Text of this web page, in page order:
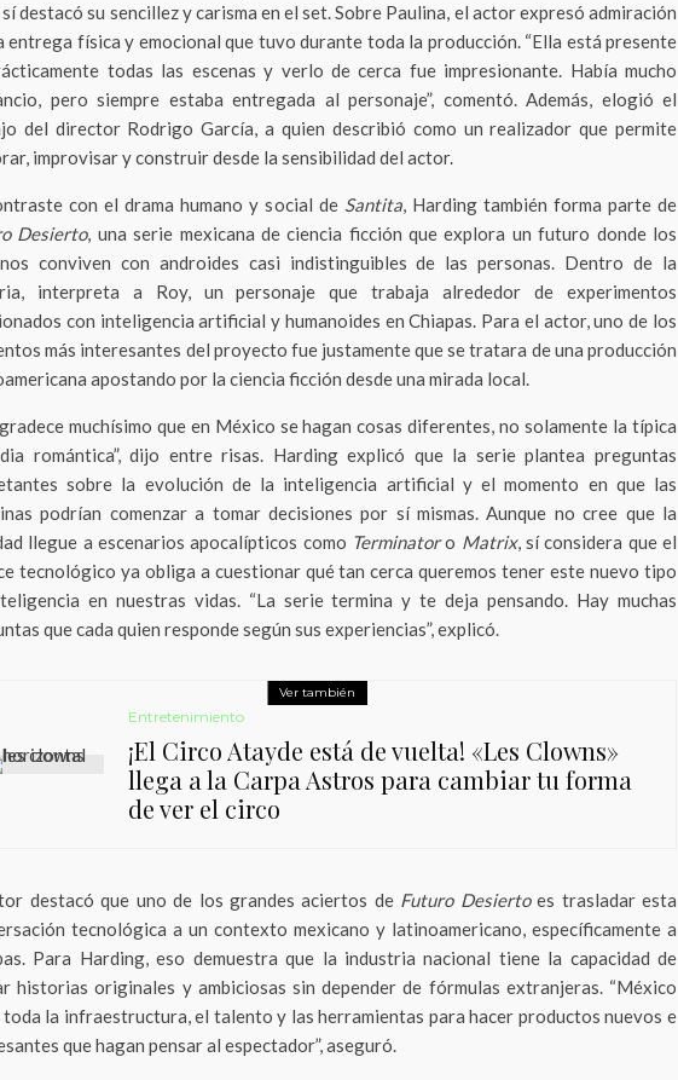
sí destacó su sencillez y carisma en el set. Sobre Paulina, el actor expresó admiración
entrega física y emocional que tuvo durante toda la producción. “Ella está presente
todas las escenas y verlo de cerca fue impresionante. Había mucho
pero siempre estaba entregada al personaje”, comentó. Además, elogió el
del director Rodrigo García, a quien describió como un realizador que permite
improvisar y construir desde la sensibilidad del actor.
con el drama humano y social de Santita, Harding también forma parte de
Desierto, una serie mexicana de ciencia ficción que explora un futuro donde los
conviven con androides casi indistinguibles de las personas. Dentro de la
interpreta a Roy, un personaje que trabaja alrededor de experimentos
con inteligencia artificial y humanoides en Chiapas. Para el actor, uno de los
más interesantes del proyecto fue justamente que se tratara de una producción
apostando por la ciencia ficción desde una mirada local.
muchísimo que en México se hagan cosas diferentes, no solamente la típica
romántica”, dijo entre risas. Harding explicó que la serie plantea preguntas
sobre la evolución de la inteligencia artificial y el momento en que las
podrían comenzar a tomar decisiones por sí mismas. Aunque no cree que la
llegue a escenarios apocalípticos como Terminatoro Matrix, sí considera que el
tecnológico ya obliga a cuestionar qué tan cerca queremos tener este nuevo tipo
en nuestras vidas. “La serie termina y te deja pensando. Hay muchas
que cada quien responde según sus experiencias”, explicó.
Ver también
Entretenimiento
¡El Circo Atayde está de vuelta! «Les Clowns»
llega a la Carpa Astros para cambiar tu forma
de ver el circo
destacó que uno de los grandes aciertos de Futuro Desiertoes trasladar esta
tecnológica a un contexto mexicano y latinoamericano, específicamente a
Para Harding, eso demuestra que la industria nacional tiene la capacidad de
historias originales y ambiciosas sin depender de fórmulas extranjeras. “México
la infraestructura, el talento y las herramientas para hacer productos nuevos e
que hagan pensar al espectador”, aseguró.